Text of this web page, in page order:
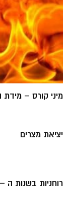
מיני קורס –
יציאת מצרים
רוחניות בשנות ה – 2000